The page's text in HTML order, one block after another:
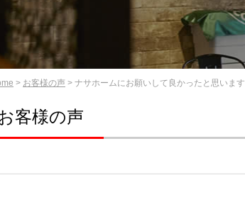
> お客様の声 > ナサホームにお願いして良かったと思います
客様の声